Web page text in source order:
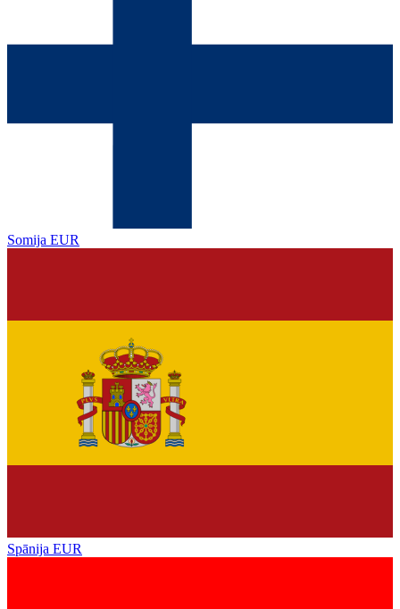
Somija EUR
Spānija EUR